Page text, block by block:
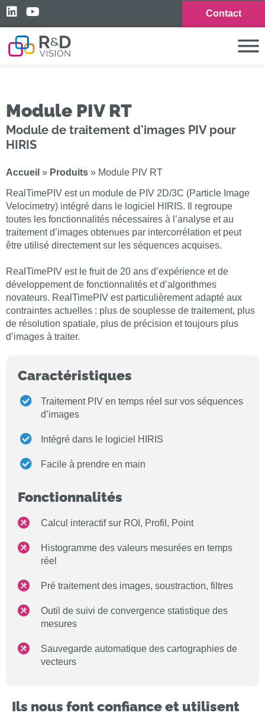
Contact
Module PIV RT
Module de traitement d'images PIV pour
HIRIS
Accueil » Produits » Module PIV RT
RealTimePIV est un module de PIV 2D/3C (Particle Image
Velocimetry) intégré dans le logiciel HIRIS. Il regroupe
toutes les fonctionnalités nécessaires à l’analyse et au
traitement d’images obtenues par intercorrélation et peut
être utilisé directement sur les séquences acquises.
RealTimePIV est le fruit de 20 ans d’expérience et de
développement de fonctionnalités et d’algorithmes
novateurs. RealTimePIV est particulièrement adapté aux
contraintes actuelles : plus de souplesse de traitement, plus
de résolution spatiale, plus de précision et toujours plus
d’images à traiter.
Caractéristiques
Traitement PIV en temps réel sur vos séquences
d’images
Intégré dans le logiciel HIRIS
Facile à prendre en main
Fonctionnalités
Calcul interactif sur ROI, Profil, Point
Histogramme des valeurs mesurées en temps
réel
Pré traitement des images, soustraction, filtres
Outil de suivi de convergence statistique des
mesures
Sauvegarde automatique des cartographies de
vecteurs
Ils nous font confiance et utilisent